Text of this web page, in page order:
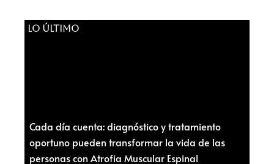
LO ÚLTIMO
Cada día cuenta: diagnóstico y tratamiento
oportuno pueden transformar la vida de las
personas con Atrofia Muscular Espinal